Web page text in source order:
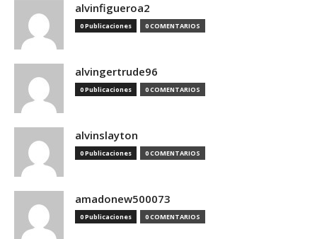
alvinfigueroa2
0 Publicaciones 0 COMENTARIOS
alvingertrude96
0 Publicaciones 0 COMENTARIOS
alvinslayton
0 Publicaciones 0 COMENTARIOS
amadonew500073
0 Publicaciones 0 COMENTARIOS